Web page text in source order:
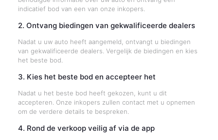
indicatief bod van een van onze inkopers.
2. Ontvang biedingen van gekwalificeerde dealers
Nadat u uw auto heeft aangemeld, ontvangt u biedingen
van gekwalificeerde dealers. Vergelijk de biedingen en kies
het beste bod.
3. Kies het beste bod en accepteer het
Nadat u het beste bod heeft gekozen, kunt u dit
accepteren. Onze inkopers zullen contact met u opnemen
om de verdere details te bespreken.
4. Rond de verkoop veilig af via de app